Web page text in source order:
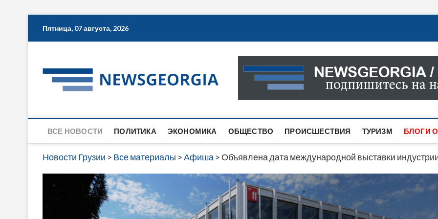
Пятница, 07 августа, 2026
Новости Грузии
САМАЯ АКТУАЛЬНАЯ ИНФОРМАЦИЯ О СОБЫТИЯХ
САЙТЕ ВЫ НАЙДЕТЕ НОВОСТИ ПОЛИТИКИ,
ВСЕ НОВОСТИ ПОЛИТИКА ЭКОНОМИКА ОБЩЕСТВО ПРОИСШЕСТВИЯ ТУРИЗМ БЛОГИ
Новости Грузии > Все материалы >Афиша > Объявлена дата международной выставки